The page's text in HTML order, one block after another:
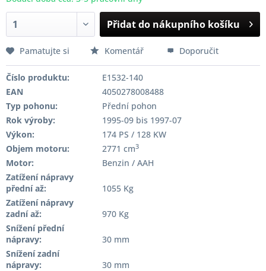
Přidat do nákupního košíku
Pamatujte si Komentář Doporučit
Číslo produktu:
E1532-140
EAN
4050278008488
Typ pohonu:
Přední pohon
Rok výroby:
1995-09 bis 1997-07
Výkon:
174 PS / 128 KW
Objem motoru:
2771 cm3
Motor:
Benzin / AAH
Zatížení nápravy
přední až:
1055 Kg
Zatížení nápravy
zadní až:
970 Kg
Snížení přední
nápravy:
30 mm
Snížení zadní
nápravy:
30 mm